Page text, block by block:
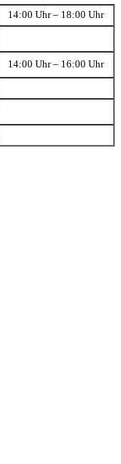
14:00 Uhr – 18:00 Uhr
14:00 Uhr – 16:00 Uhr